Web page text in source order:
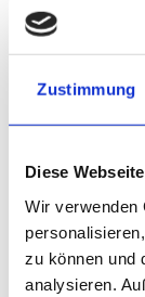
Zustimmung
Diese
Wir verwenden
zu können und
analysieren.
Der
ber 2026)
08:30